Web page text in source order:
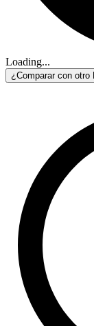
Loading...
¿Comparar con otro